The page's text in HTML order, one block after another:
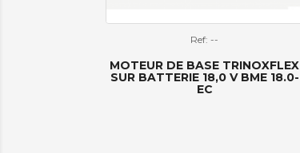
Ref: --
MOTEUR DE BASE TRINOXFLEX
SUR BATTERIE 18,0 V BME 18.0-
EC